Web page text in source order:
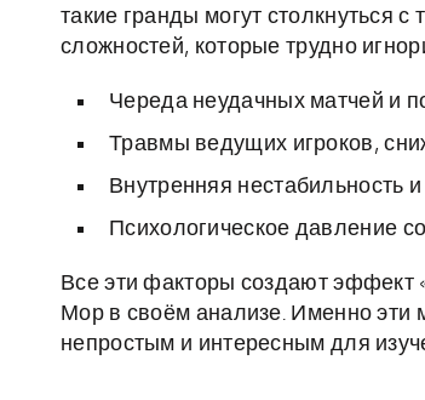
такие гранды могут столкнуться
сложностей, которые трудно
Череда неудачных матчей и
Травмы ведущих игроков,
Внутренняя нестабильность
Психологическое давление
Все эти факторы создают эффект
Мор в своём анализе. Именно эти
непростым и интересным для